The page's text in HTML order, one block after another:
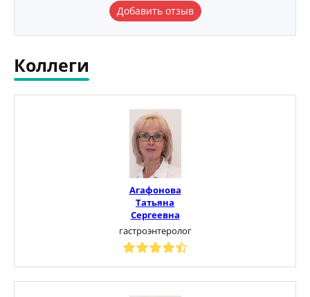
Добавить отзыв
Коллеги
Агафонова
Татьяна
Сергеевна
гастроэнтеролог